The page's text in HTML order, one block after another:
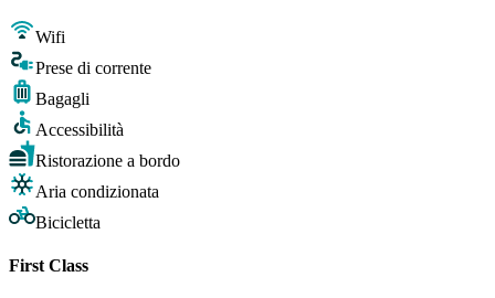
Wifi
Prese di corrente
Bagagli
Accessibilità
Ristorazione a bordo
Aria condizionata
Bicicletta
First Class